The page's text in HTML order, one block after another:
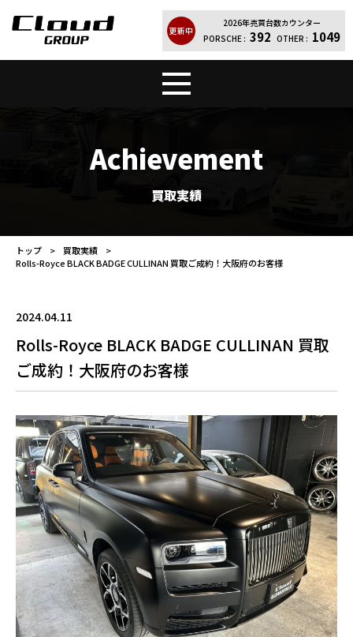
更新中
2026年売買台数カウンター
PORSCHE : 392 OTHER : 1049
店舗案内 会社紹介
Achievement
買取実績
トップ
買取実績
Rolls-Royce BLACK BADGE CULLINAN 買取ご成約！大阪府のお客様
2024.04.11
Rolls-Royce BLACK BADGE CULLINAN 買取
ご成約！大阪府のお客様